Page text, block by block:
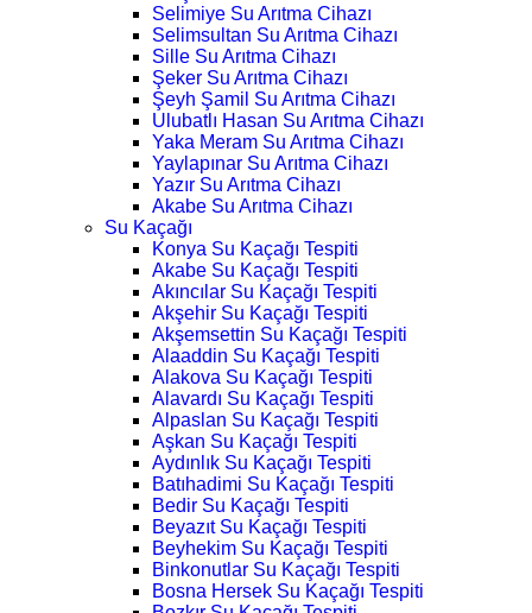
Selimiye Su Arıtma Cihazı
Selimsultan Su Arıtma Cihazı
Sille Su Arıtma Cihazı
Şeker Su Arıtma Cihazı
Şeyh Şamil Su Arıtma Cihazı
Ulubatlı Hasan Su Arıtma Cihazı
Yaka Meram Su Arıtma Cihazı
Yaylapınar Su Arıtma Cihazı
Yazır Su Arıtma Cihazı
Akabe Su Arıtma Cihazı
Su Kaçağı
Konya Su Kaçağı Tespiti
Akabe Su Kaçağı Tespiti
Akıncılar Su Kaçağı Tespiti
Akşehir Su Kaçağı Tespiti
Akşemsettin Su Kaçağı Tespiti
Alaaddin Su Kaçağı Tespiti
Alakova Su Kaçağı Tespiti
Alavardı Su Kaçağı Tespiti
Alpaslan Su Kaçağı Tespiti
Aşkan Su Kaçağı Tespiti
Aydınlık Su Kaçağı Tespiti
Batıhadimi Su Kaçağı Tespiti
Bedir Su Kaçağı Tespiti
Beyazıt Su Kaçağı Tespiti
Beyhekim Su Kaçağı Tespiti
Binkonutlar Su Kaçağı Tespiti
Bosna Hersek Su Kaçağı Tespiti